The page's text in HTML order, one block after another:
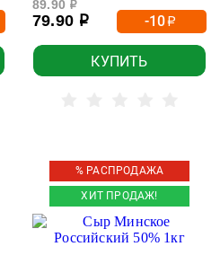
89.90 р
79.90 р -10р
КУПИТЬ
% РАСПРОДАЖА
ХИТ ПРОДАЖ!